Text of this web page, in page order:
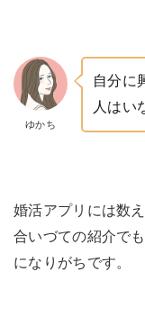
ゆかち
自分に
人はい
婚活アプリには数
合いづての紹介で
になりがちです。